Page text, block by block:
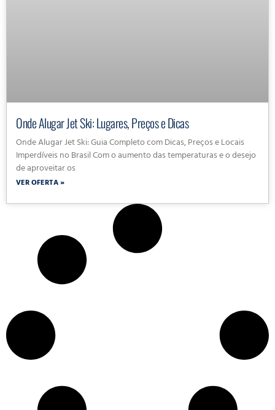
Onde Alugar Jet Ski: Lugares, Preços e Dicas
Onde Alugar Jet Ski: Guia Completo com Dicas, Preços e Locais
Imperdíveis no Brasil Com o aumento das temperaturas e o desejo
de aproveitar os
VER OFERTA »